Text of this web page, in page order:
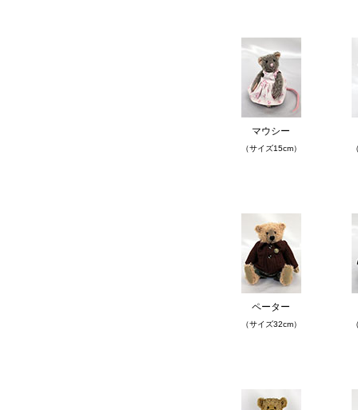
マウシー
（サイズ15cm）
ペーター
（サイズ32cm）